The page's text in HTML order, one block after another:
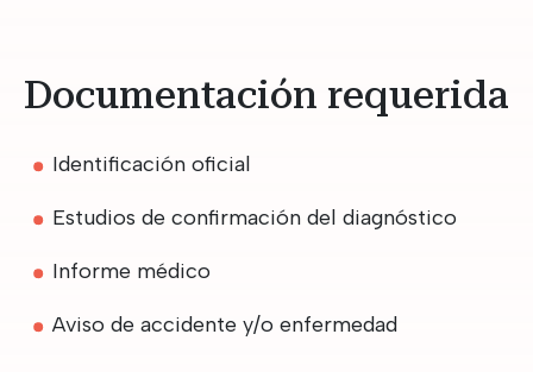
Documentación requerida
Identificación oficial
Estudios de confirmación del diagnóstico
Informe médico
Aviso de accidente y/o enfermedad